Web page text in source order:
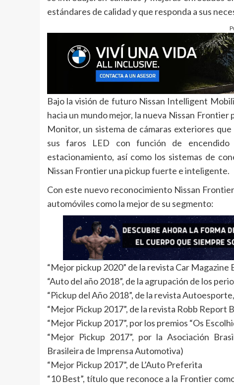
estándares de calidad y que responda a sus
Bajo la visión de futuro Nissan Intelligent
hacia un mundo mejor, la nueva Nissan
Monitor, un sistema de cámaras exteriores
sus faros LED con función de encendido
estacionamiento, así como los sistemas de
Nissan Frontier una pickup fuerte e inteligente.
Con este nuevo reconocimiento Nissan
automóviles como la mejor de su segmento:
“Mejor pickup 2020” de la revista Car Magazine
“Auto del año 2018”, de la agrupación de los
“Pickup del Año 2018”, de la revista
“Mejor Pickup 2017”, de la revista Robb Report
“Mejor Pickup 2017”, por los premios “Os
“Mejor Pickup 2017”, por la Asociación
Brasileira de Imprensa Automotiva)
“Mejor Pickup 2017”, de L’Auto Preferita
“10 Best”, título que reconoce a la Frontier